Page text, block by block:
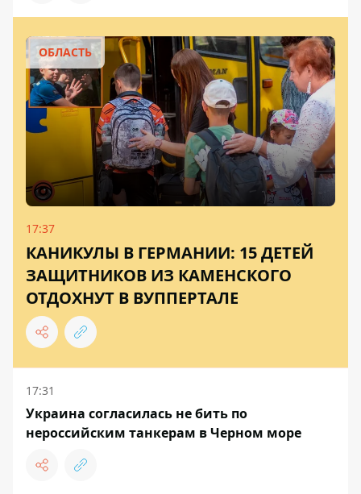
ОБЛАСТЬ
17:37
КАНИКУЛЫ В ГЕРМАНИИ: 15 ДЕТЕЙ
ЗАЩИТНИКОВ ИЗ КАМЕНСКОГО
ОТДОХНУТ В ВУППЕРТАЛЕ
17:31
Украина согласилась не бить по
нероссийским танкерам в Черном море